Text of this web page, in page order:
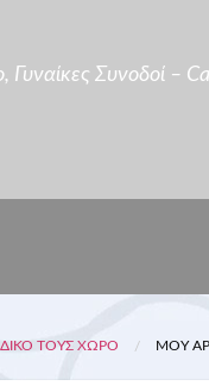
, Γυναίκες Συνοδοί –
ΤΟΥΣ ΧΏΡΟ ΜΟΥ